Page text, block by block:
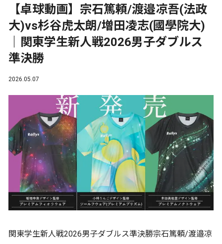
【卓球動画】宗石篤頼/渡邉凉吾(法政
大)vs杉谷虎太朗/増田凌志(國學院大)
｜関東学生新人戦2026男子ダブルス
準決勝
2026.05.07
関東学生新人戦2026男子ダブルス準決勝宗石篤頼/渡邉凉